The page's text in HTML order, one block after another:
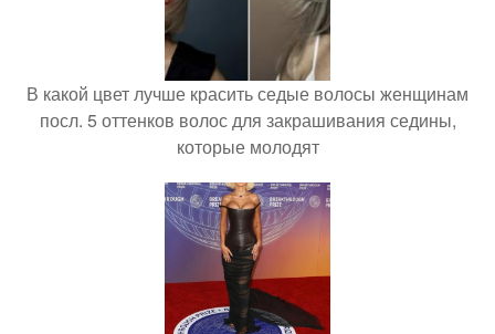
В какой цвет лучше красить седые волосы женщинам
посл. 5 оттенков волос для закрашивания седины,
которые молодят